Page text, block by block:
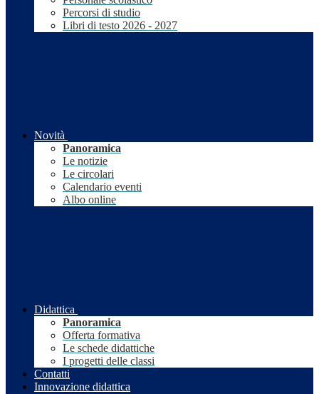
Percorsi di studio
Libri di testo 2026 - 2027
Novità
Panoramica
Le notizie
Le circolari
Calendario eventi
Albo online
Didattica
Panoramica
Offerta formativa
Le schede didattiche
I progetti delle classi
Contatti
Innovazione didattica